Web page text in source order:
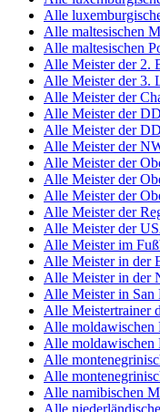
Alle
Alle maltesischen
Alle maltesischen
Alle Meister der 2.
Alle Meister der 3.
Alle Meister der
Alle Meister der
Alle Meister der
Alle Meister der
Alle Meister der
Alle Meister der
Alle Meister der
Alle Meister der
Alle Meister der
Alle Meister im
Alle Meister in der
Alle Meister in der
Alle Meister in San
Alle Meistertrainer
Alle moldawischen
Alle moldawischen
Alle
Alle
Alle namibischen
Alle